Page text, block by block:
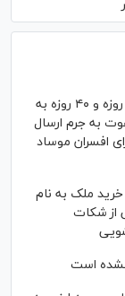
۲ عامل مهم صهیونیست‌ها در جنگ‌های ۱۲ روزه و ۴۰ روزه به
به جرم ارسال
افسران موساد
خرید ملک به نام
از شکات
نشده است